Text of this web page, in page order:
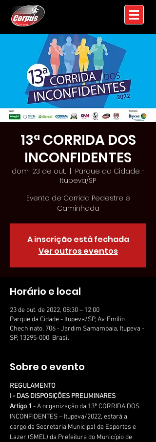
13ª CORRIDA DOS
INCONFIDENTES
dom., 23 de out.
  |
Parque da Cidade -
Itupeva/SP
Evento de Corrida Pedestre e
Caminhada
A inscrição está fechada
Ver outros eventos
Horário e local
23 de out. de 2022, 08:30 – 12:00
Parque da Cidade - Itupeva/SP, Av. Emílio
Chechinato, 706 - Jardim Samambaia, Itupeva -
SP, 13295-000, Brasil
Sobre o evento
REGULAMENTO
I - DAS DISPOSIÇÕES PRELIMINARES
Artigo 1 - A organização da 13ª CORRIDA DOS
INCONFIDENTES – Itupeva/2022, estará a
cargo da Secretaria Municipal de Esportes e
Lazer (SMEL) da Prefeitura do Município de